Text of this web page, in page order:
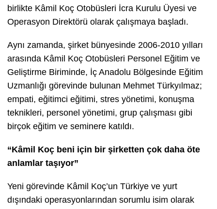
birlikte Kâmil Koç Otobüsleri İcra Kurulu Üyesi ve
Operasyon Direktörü olarak çalışmaya başladı.
Aynı zamanda, şirket bünyesinde 2006-2010 yılları
arasında Kâmil Koç Otobüsleri Personel Eğitim ve
Geliştirme Biriminde, İç Anadolu Bölgesinde Eğitim
Uzmanlığı görevinde bulunan Mehmet Türkyılmaz;
empati, eğitimci eğitimi, stres yönetimi, konuşma
teknikleri, personel yönetimi, grup çalışması gibi
birçok eğitim ve seminere katıldı.
“Kâmil Koç beni için bir şirketten çok daha öte
anlamlar taşıyor”
Yeni görevinde Kâmil Koç’un Türkiye ve yurt
dışındaki operasyonlarından sorumlu isim olarak